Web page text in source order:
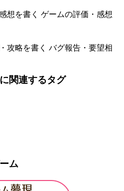
想を書く ゲームの評価・感想
攻略を書く バグ報告・要望相
関連するタグ
ム